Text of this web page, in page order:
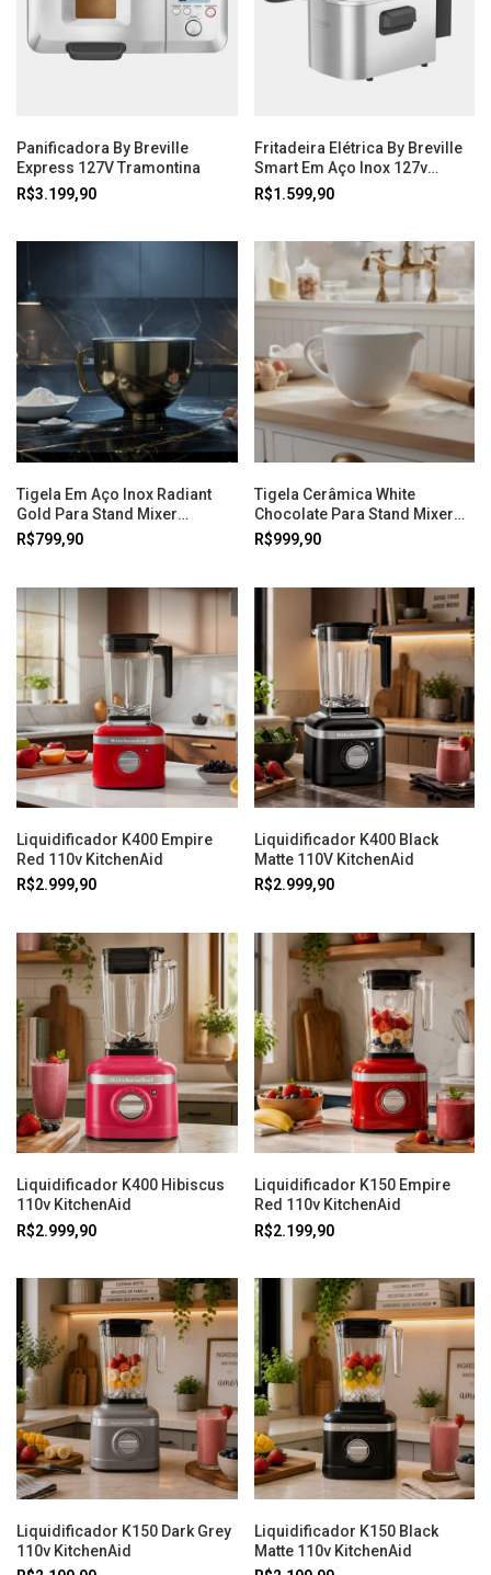
Panificadora By Breville
Express 127V Tramontina
R$3.199,90
Fritadeira Elétrica By Breville
Smart Em Aço Inox 127v
Tramontina
R$1.599,90
Tigela Em Aço Inox Radiant
Gold Para Stand Mixer
Kitchenaid
R$799,90
Tigela Cerâmica White
Chocolate Para Stand Mixer
Kitchenaid
R$999,90
Liquidificador K400 Empire
Red 110v KitchenAid
R$2.999,90
Liquidificador K400 Black
Matte 110V KitchenAid
R$2.999,90
Liquidificador K400 Hibiscus
110v KitchenAid
R$2.999,90
Liquidificador K150 Empire
Red 110v KitchenAid
R$2.199,90
Liquidificador K150 Dark Grey
110v KitchenAid
Liquidificador K150 Black
Matte 110v KitchenAid